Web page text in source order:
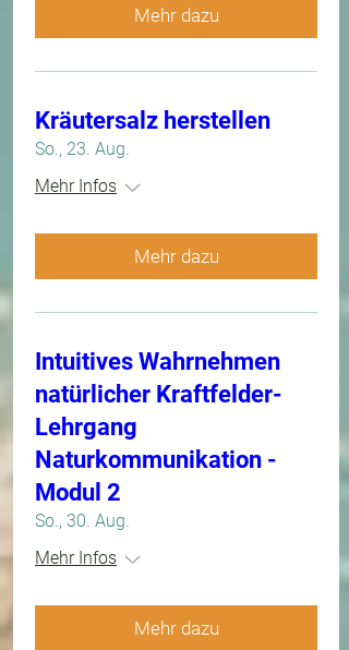
Mehr dazu
Kräutersalz herstellen
So., 23. Aug.
Mehr Infos
Mehr dazu
Intuitives Wahrnehmen
natürlicher Kraftfelder-
Lehrgang
Naturkommunikation -
Modul 2
So., 30. Aug.
Mehr Infos
Mehr dazu